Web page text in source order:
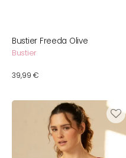
Bustier Freeda Olive
Bustier
Normaler
39,99 €
Bustier
Bordeaux